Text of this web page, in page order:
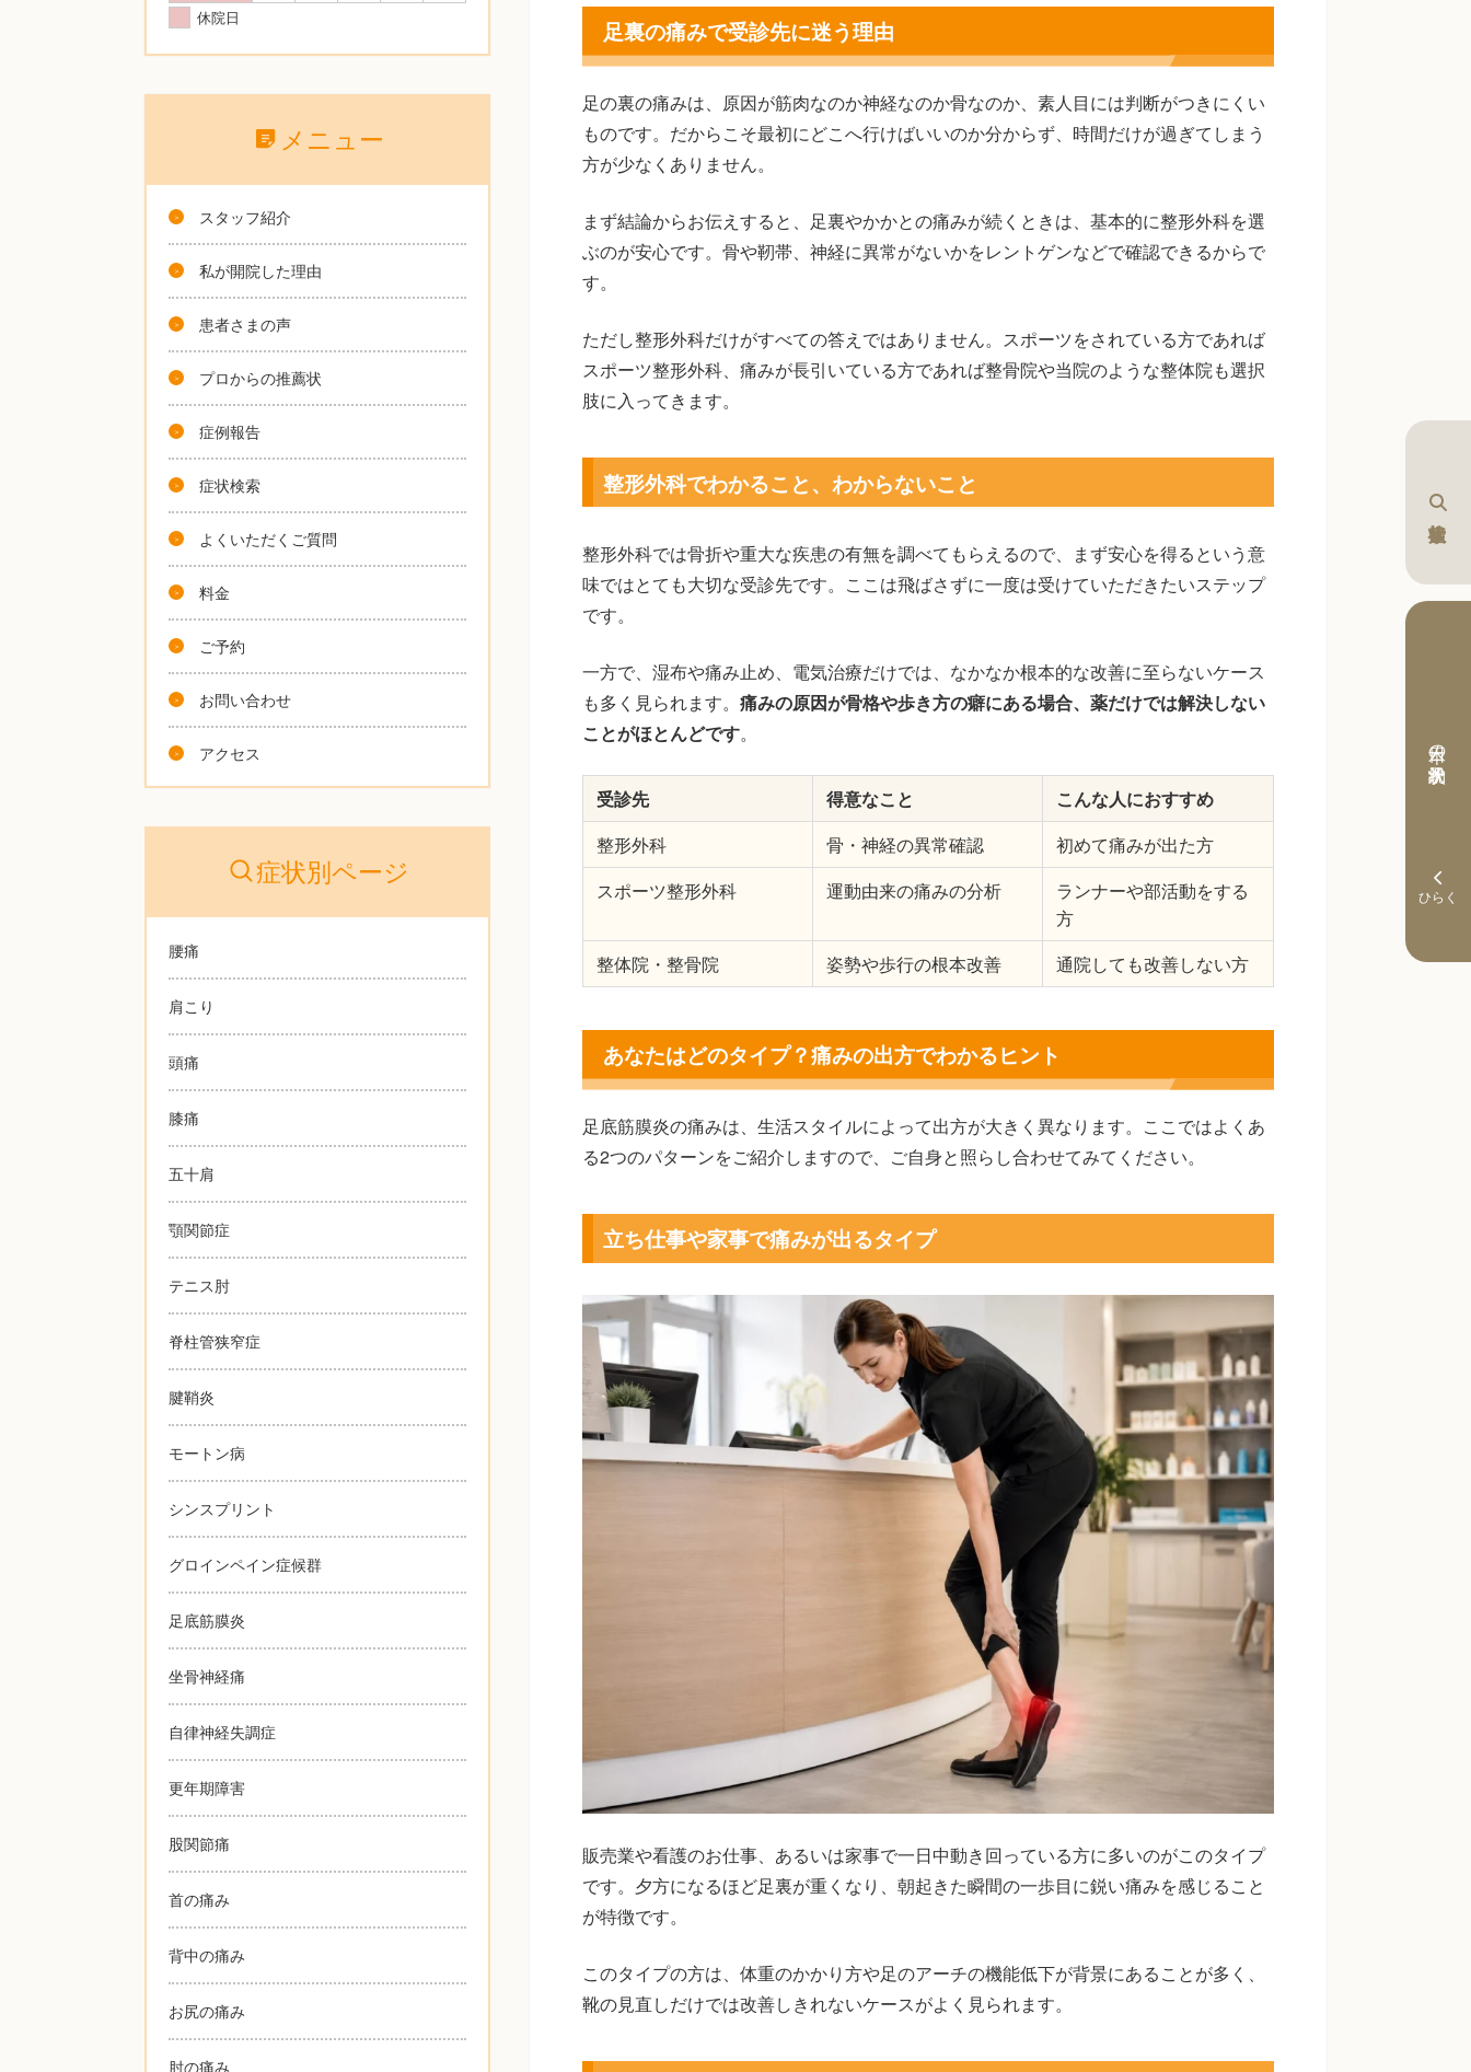
本日の予約状況
足裏の痛みで受診先に迷う理由
足の裏の痛みは、原因が筋肉なのか神経なのか骨なのか、素人目には判断がつきにくい
ものです。だからこそ最初にどこへ行けばいいのか分からず、時間だけが過ぎてしまう
方が少なくありません。
まず結論からお伝えすると、足裏やかかとの痛みが続くときは、基本的に整形外科を選
ぶのが安心です。骨や靭帯、神経に異常がないかをレントゲンなどで確認できるからで
す。
ただし整形外科だけがすべての答えではありません。スポーツをされている方であれば
スポーツ整形外科、痛みが長引いている方であれば整骨院や当院のような整体院も選択
肢に入ってきます。
整形外科でわかること、わからないこと
整形外科では骨折や重大な疾患の有無を調べてもらえるので、まず安心を得るという意
味ではとても大切な受診先です。ここは飛ばさずに一度は受けていただきたいステップ
です。
一方で、湿布や痛み止め、電気治療だけでは、なかなか根本的な改善に至らないケース
も多く見られます。 痛みの原因が骨格や歩き方の癖にある場合、薬だけでは解決しない
ことがほとんどです。
受診先 得意なこと
こんな人におすすめ
整形外科
骨・神経の異常確認
初めて痛みが出た方
スポーツ整形外科
運動由来の痛みの分析
ランナーや部活動をする
方
整体院・整骨院
姿勢や歩行の根本改善 通院しても改善しない方
あなたはどのタイプ？痛みの出方でわかるヒント
足底筋膜炎の痛みは、生活スタイルによって出方が大きく異なります。ここではよくあ
る2つのパターンをご紹介しますので、ご自身と照らし合わせてみてください。
立ち仕事や家事で痛みが出るタイプ
販売業や看護のお仕事、あるいは家事で一日中動き回っている方に多いのがこのタイプ
です。夕方になるほど足裏が重くなり、朝起きた瞬間の一歩目に鋭い痛みを感じること
が特徴です。
このタイプの方は、体重のかかり方や足のアーチの機能低下が背景にあることが多く、
靴の見直しだけでは改善しきれないケースがよく見られます。
休院日
メニュー
スタッフ紹介
私が開院した理由
患者さまの声
プロからの推薦状
症例報告
症状検索
よくいただくご質問
料金
ご予約
お問い合わせ
アクセス
症状別ページ
腰痛
肩こり
頭痛
膝痛
五十肩
顎関節症
テニス肘
脊柱管狭窄症
腱鞘炎
モートン病
シンスプリント
グロインペイン症候群
足底筋膜炎
坐骨神経痛
自律神経失調症
更年期障害
股関節痛
首の痛み
背中の痛み
お尻の痛み
肘の痛み